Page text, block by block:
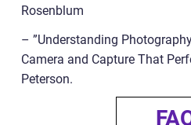
Rosenblum
– ”Understanding
Camera and Capture That
Peterson.